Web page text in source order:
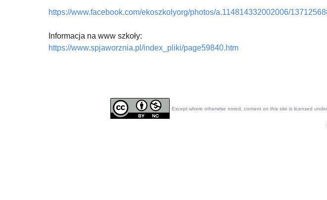
https://www.facebook.com/ekoszkolyorg/photos/a.114814332002006/
Informacja na www szkoły:
https://www.spjaworznia.pl/index_pliki/page59840.htm
Except where otherwise noted, content on this site is licensed